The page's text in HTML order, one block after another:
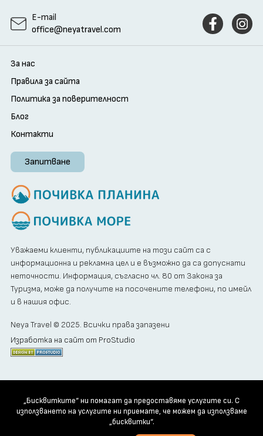
E-mail
office@neyatravel.com
За нас
Правила за сайта
Политика за поверителност
Блог
Контакти
Запитване
Уважаеми клиенти, публикациите на този сайт са с
информационна и рекламна цел и е възможно да са допуснати
неточности. Информация, съгласно чл. 80 от Закона за
Туризма, може да получите на посочените телефони, по имейл
и в нашия офис.
Neya Travel © 2025. Всички права запазени
Изработка на сайт от ProStudio
„Бисквитките“ ни помагат да предоставяме услугите си. С
използването на услугите ни приемате, че можем да използваме
„бисквитки“.